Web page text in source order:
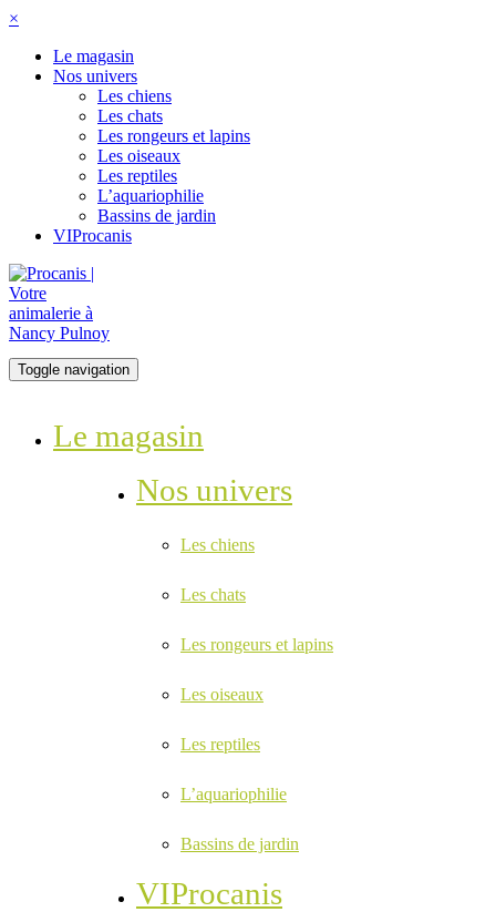
×
Le magasin
Nos univers
Les chiens
Les chats
Les rongeurs et lapins
Les oiseaux
Les reptiles
L’aquariophilie
Bassins de jardin
VIProcanis
Toggle navigation
Le magasin
Nos univers
Les chiens
Les chats
Les rongeurs et lapins
Les oiseaux
Les reptiles
L’aquariophilie
Bassins de jardin
VIProcanis